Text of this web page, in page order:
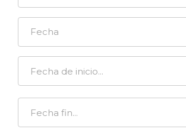
Fecha